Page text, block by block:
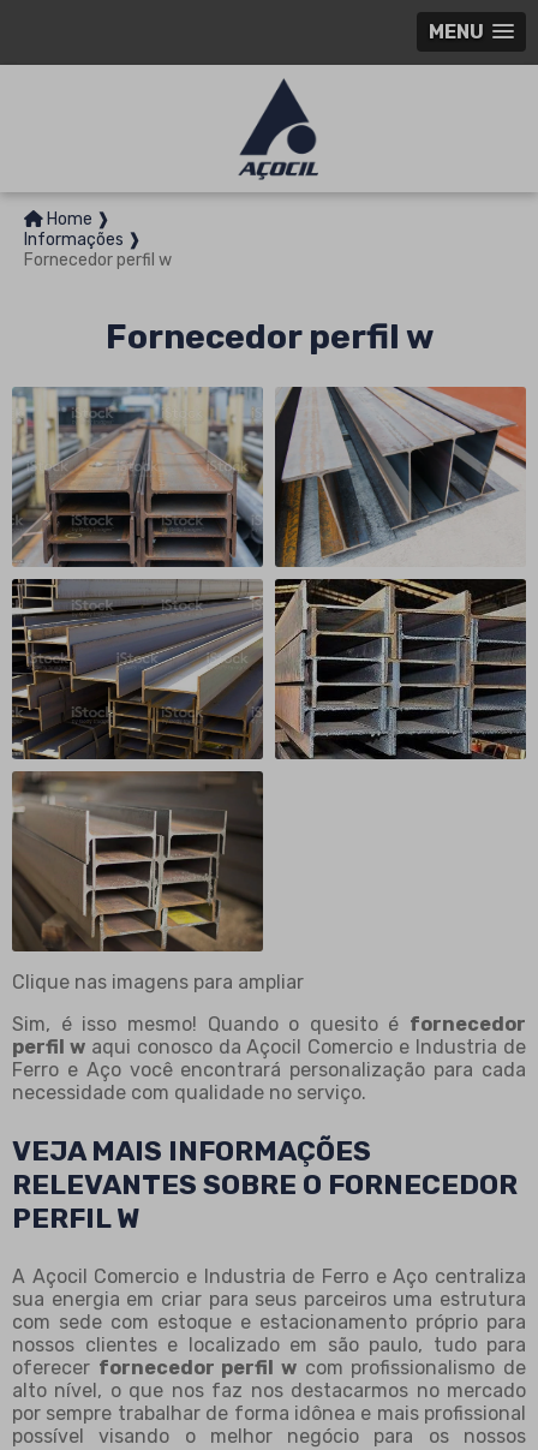
MENU
Home ❱
Informações ❱
Fornecedor perfil w
Fornecedor perfil w
Clique nas imagens para ampliar
Sim, é isso mesmo! Quando o quesito é fornecedor
perfil waqui conosco da Açocil Comercio e Industria de
Ferro e Aço você encontrará personalização para cada
necessidade com qualidade no serviço.
VEJA MAIS INFORMAÇÕES
RELEVANTES SOBRE O FORNECEDOR
PERFIL W
A Açocil Comercio e Industria de Ferro e Aço centraliza
sua energia em criar para seus parceiros uma estrutura
com sede com estoque e estacionamento próprio para
nossos clientes e localizado em são paulo, tudo para
oferecer fornecedor perfil w com profissionalismo de
alto nível, o que nos faz nos destacarmos no mercado
por sempre trabalhar de forma idônea e mais profissional
possível visando o melhor negócio para os nossos